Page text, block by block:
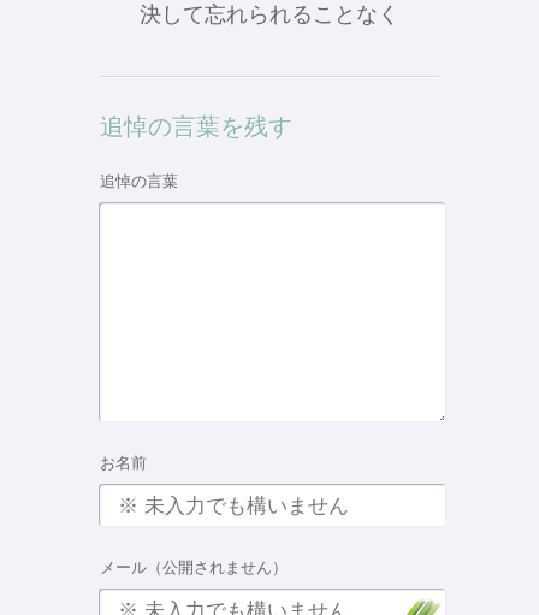
決して忘れられることなく
追悼の言葉を残す
追悼の言葉
お名前
メール（公開されません）